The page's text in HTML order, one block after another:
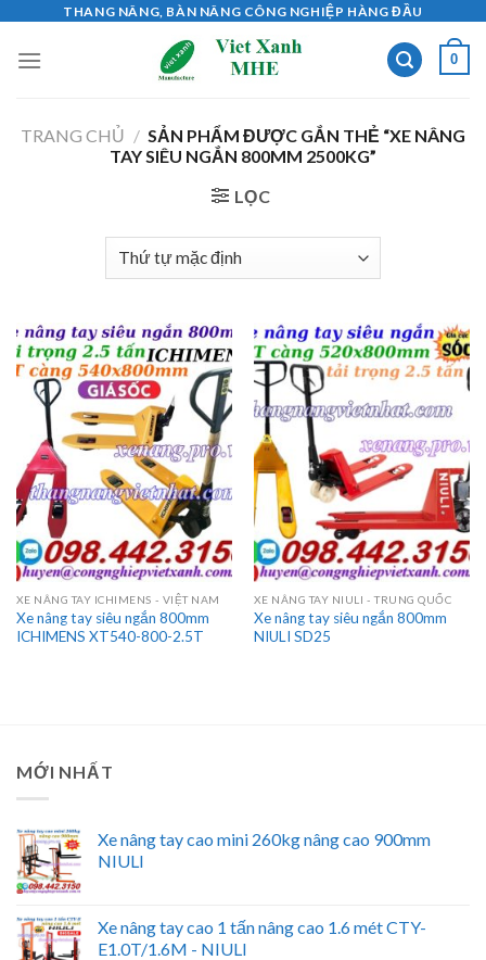
content
THANG NÂNG, BÀN NÂNG CÔNG NGHIỆP HÀNG ĐẦU
0
TRANG CHỦ / SẢN PHẨM ĐƯỢC GẮN THẺ “XE NÂNG
TAY SIÊU NGẮN 800MM 2500KG”
LỌC
XE NÂNG TAY ICHIMENS - VIỆT NAM
Xe nâng tay siêu ngắn 800mm
ICHIMENS XT540-800-2.5T
XE NÂNG TAY NIULI - TRUNG QUỐC
Xe nâng tay siêu ngắn 800mm
NIULI SD25
MỚI NHẤT
Xe nâng tay cao mini 260kg nâng cao 900mm
NIULI
Xe nâng tay cao 1 tấn nâng cao 1.6 mét CTY-
E1.0T/1.6M - NIULI